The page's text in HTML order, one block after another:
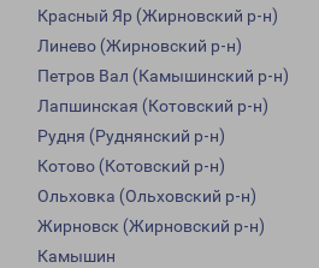
Красный Яр (Жирновский р-н)
Линево (Жирновский р-н)
Петров Вал (Камышинский р-н)
Лапшинская (Котовский р-н)
Рудня (Руднянский р-н)
Котово (Котовский р-н)
Ольховка (Ольховский р-н)
Жирновск (Жирновский р-н)
Камышин